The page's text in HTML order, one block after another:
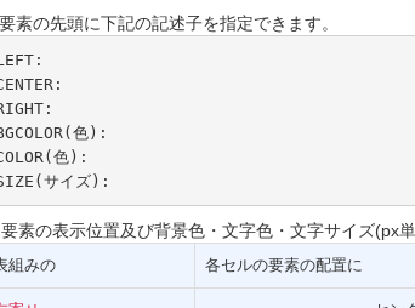
素の先頭に下記の記述子を指定できます。
色):
色):
サイズ):
要素の表示位置及び背景色・文字色・文字サイズ(px
組みの 各セルの要素の配置に